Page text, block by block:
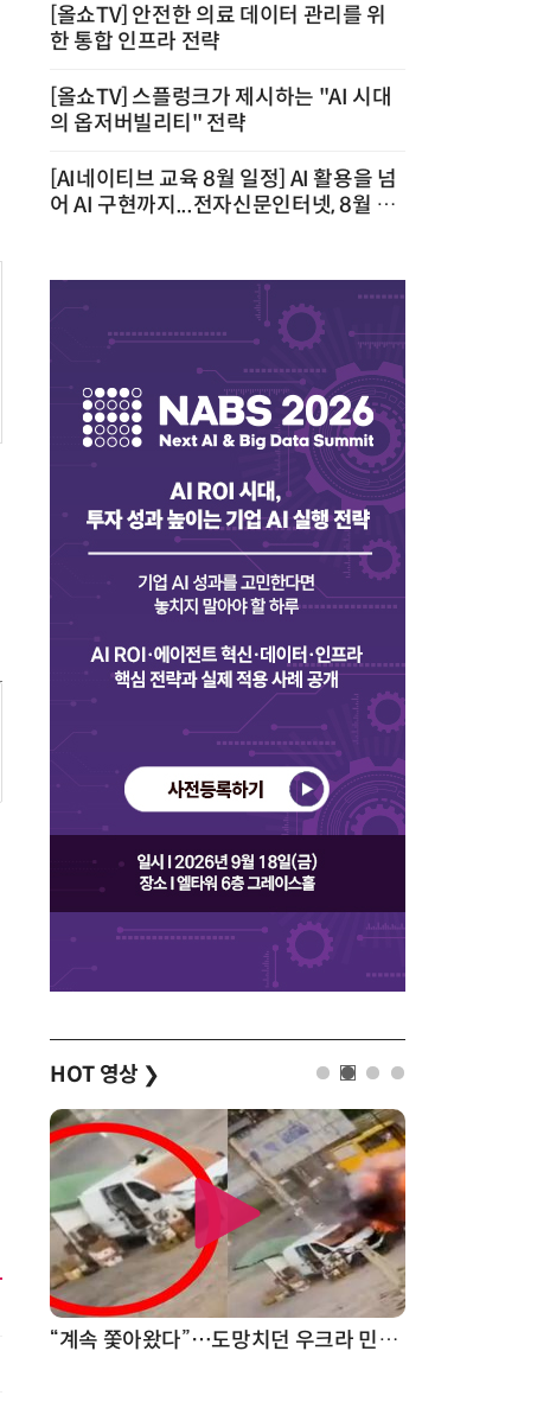
[올쇼TV] 안전한 의료 데이터 관리를 위
한 통합 인프라 전략
[올쇼TV] 스플렁크가 제시하는 "AI 시대
의 옵저버빌리티" 전략
[AI네이티브 교육 8월 일정] AI 활용을 넘
어 AI 구현까지...전자신문인터넷, 8월 실
HOT 영상 ❯
“계속 쫓아왔다”…도망치던 우크라 민간인 공격한 러 자폭 드론